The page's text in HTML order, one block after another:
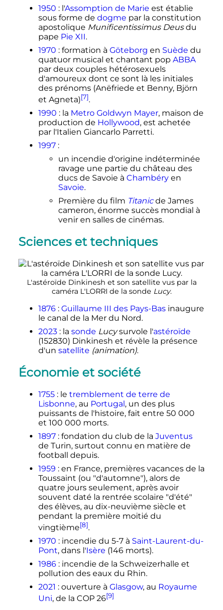
1950 : l'Assomption de Marie est établie
sous forme de dogme par la constitution
apostolique Munificentissimus Deusdu
pape Pie XII.
1970 : formation à Göteborg en Suède du
quatuor musical et chantant pop ABBA
par deux couples hétérosexuels
d'amoureux dont ce sont là les initiales
des prénoms (Anëfriede et Benny, Björn
et Agneta)[7].
1990 : la Metro Goldwyn Mayer, maison de
production de Hollywood, est achetée
par l'Italien Giancarlo Parretti.
1997 :
un incendie d'origine indéterminée
ravage une partie du château des
ducs de Savoie à Chambéryen
Savoie.
Première du film Titanicde James
cameron, énorme succès mondial à
venir en salles de cinémas.
Sciences et techniques
L'astéroïde Dinkinesh et son satellite vus par la
caméra L'LORRI de la sonde Lucy.
1876 : Guillaume III des Pays-Basinaugure
le canal de la Mer du Nord.
2023 : la sonde Lucysurvole l'astéroïde
(152830) Dinkinesh et révèle la présence
d'un satellite (animation).
Économie et société
1755 : le tremblement de terre de
Lisbonne, au Portugal, un des plus
puissants de l'histoire, fait entre 50 000
et 100 000 morts.
1897 : fondation du club de la Juventus
de Turin, surtout connu en matière de
football depuis.
1959 : en France, premières vacances de la
Toussaint (ou "d'automne"), alors de
quatre jours seulement, après avoir
souvent daté la rentrée scolaire "d'été"
des élèves, au dix-neuvième siècle et
pendant la première moitié du
vingtième[8].
1970 : incendie du 5-7 à Saint-Laurent-du-
Pont, dans l'Isère (146 morts).
1986 : incendie de la Schweizerhalle et
pollution des eaux du Rhin.
2021 : ouverture à Glasgow, au Royaume
Uni, de la COP 26[9]